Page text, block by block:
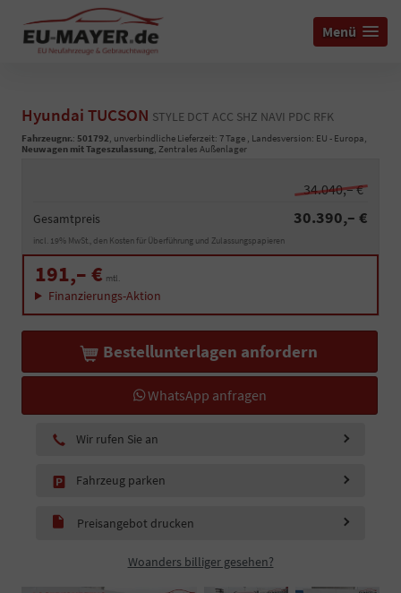
Menü
Hyundai TUCSON STYLE DCT ACC SHZ NAVI PDC RFK
Fahrzeugnr.: 501792, unverbindliche Lieferzeit: 7 Tage , Landesversion: EU - Europa,
Neuwagen mit Tageszulassung, Zentrales Außenlager
34.040,– €
Gesamtpreis 30.390,– €
incl. 19% MwSt., den Kosten für Überführung und Zulassungspapieren
191,– € mtl.
Finanzierungs-Aktion
WhatsApp anfragen
Bestellunterlagen anfordern
Wir rufen Sie an
Fahrzeug parken
Preisangebot drucken
Woanders billiger gesehen?